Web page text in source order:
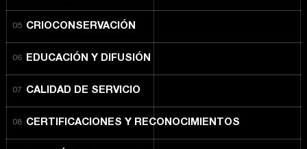
CRIOCONSERVACIÓN
EDUCACIÓN Y DIFUSIÓN
CALIDAD DE SERVICIO
CERTIFICACIONES Y RECONOCIMIENTOS